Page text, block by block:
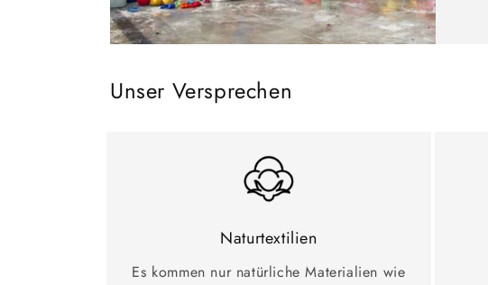
Unser Versprechen
Naturtextilien
Es kommen nur natürliche Materialien wie